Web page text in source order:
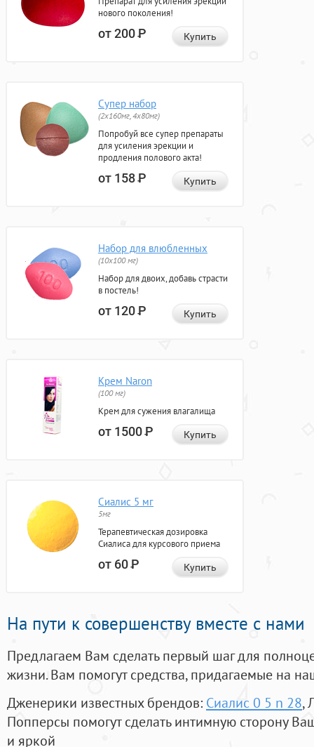
нового поколения!
от 200Р Купить
Супер набор
(2х160мг, 4х80мг)
Попробуй все супер препараты
для усиления эрекции и
продления полового акта!
от 158Р Купить
Набор для влюбленных
(10х100 мг)
Набор для двоих, добавь страсти
в постель!
от 120Р Купить
Крем Naron
(100 мг)
Крем для сужения влагалища
от 1500Р Купить
Сиалис 5 мг
5мг
Терапевтическая дозировка
Сиалиса для курсового приема
от 60Р Купить
На пути к совершенству вместе с нами
Предлагаем Вам сделать первый шаг для
жизни. Вам помогут средства, придагаемые на
Дженерики известных брендов: Сиалис 0 5 n 28,
Попперсы помогут сделать интимную сторону
и яркой